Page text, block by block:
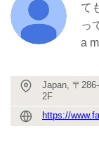
て
っ
a
Japan, 〒
2F
https://